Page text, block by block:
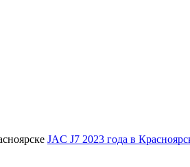
JAC J7 2023 года в